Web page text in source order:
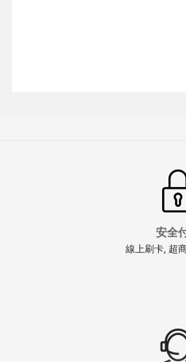
【少量現貨】【翔準AOG】
加
安全
線上刷卡, 超